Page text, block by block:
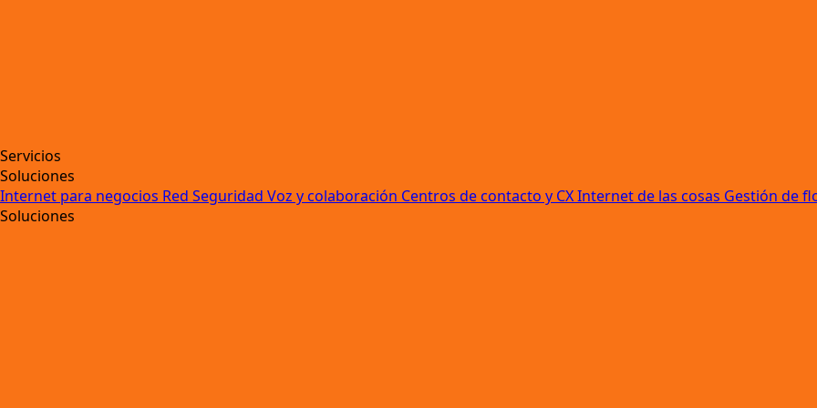
Servicios
Soluciones
Internet para negocios Red Seguridad Voz y colaboración Centros de contacto y CXInternet de las cosas Gestión de
Soluciones